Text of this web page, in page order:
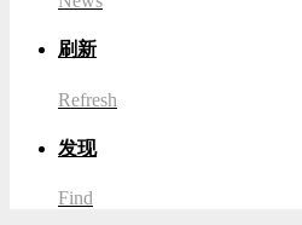
刷新
Refresh
发现
Find